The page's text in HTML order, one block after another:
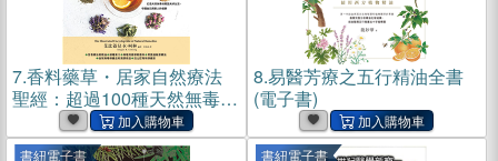
7.香料藥草・居家自然療法
聖經：超過100種天然無毒×
食譜處方，Step by Step解決
憂鬱、失眠、腸胃和心血管
8.易醫芳療之五行精油全書
(電子書)
書紐電子書 書紐電子書